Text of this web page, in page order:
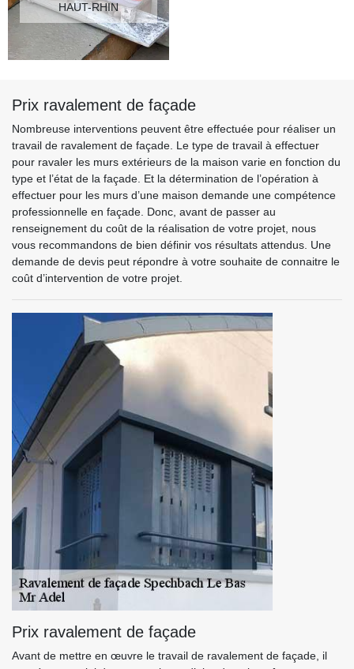
HAUT-RHIN
Prix ravalement de façade
Nombreuse interventions peuvent être effectuée pour réaliser un
travail de ravalement de façade. Le type de travail à effectuer
pour ravaler les murs extérieurs de la maison varie en fonction du
type et l’état de la façade. Et la détermination de l’opération à
effectuer pour les murs d’une maison demande une compétence
professionnelle en façade. Donc, avant de passer au
renseignement du coût de la réalisation de votre projet, nous
vous recommandons de bien définir vos résultats attendus. Une
demande de devis peut répondre à votre souhaite de connaitre le
coût d’intervention de votre projet.
Prix ravalement de façade
Avant de mettre en œuvre le travail de ravalement de façade, il